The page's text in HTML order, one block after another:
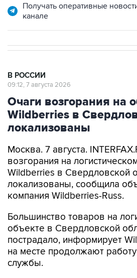
Получать оперативные
канале
В РОССИИ
09:12, 7 августа 2026
Очаги возгорания на
Wildberries в
локализованы
Москва. 7 августа.
возгорания на
Wildberries в Свердловской
локализованы, сообщила
компания Wildberries-Russ.
Большинство товаров на
объекте в Свердловской
пострадало, информирует
на месте продолжают
службы.